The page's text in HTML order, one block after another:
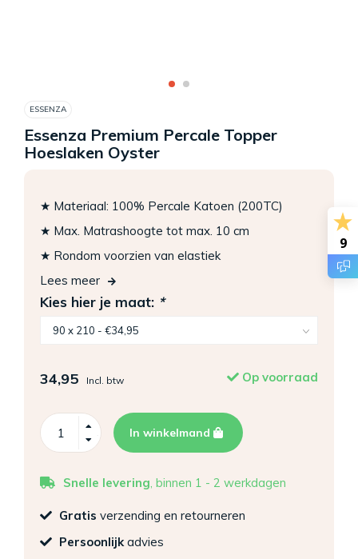
ESSENZA
Essenza Premium Percale Topper
Hoeslaken Oyster
★ Materiaal: 100% Percale Katoen (200TC)
★ Max. Matrashoogte tot max. 10 cm
★ Rondom voorzien van elastiek
Lees meer
Kies hier je maat: *
34,95 Incl. btw Op voorraad
In winkelmand
Snelle levering, binnen 1 - 2 werkdagen
Gratis verzending en retourneren
Persoonlijk advies
9